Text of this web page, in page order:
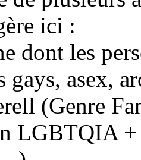
ici :
dont les
gays, asex,
(Genre
LGBTQIA